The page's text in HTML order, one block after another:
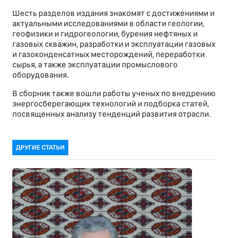
Шесть разделов издания знакомят с достижениями и
актуальными исследованиями в области геологии,
геофизики и гидрогеологии, бурения нефтяных и
газовых скважин, разработки и эксплуатации газовых
и газоконденсатных месторождений, переработки
сырья, а также эксплуатации промыслового
оборудования.
В сборник также вошли работы ученых по внедрению
энергосберегающих технологий и подборка статей,
посвященных анализу тенденций развития отрасли.
ДРУГИЕ СТАТЬИ